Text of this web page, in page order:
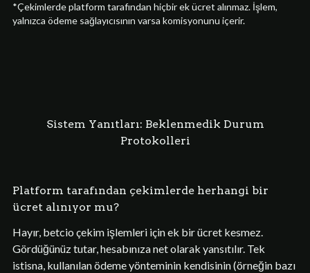
*Çekimlerde platform tarafından hiçbir ek ücret alınmaz. İşlem,
yalnızca ödeme sağlayıcısının varsa komisyonunu içerir.
Sistem Yanıtları: Beklenmedik Durum
Protokolleri
Platform tarafından çekimlerde herhangi bir
ücret alınıyor mu?
Hayır, betcio çekim işlemleri için ek bir ücret kesmez.
Gördüğünüz tutar, hesabınıza net olarak yansıtılır. Tek
istisna, kullanılan ödeme yönteminin kendisinin (örneğin bazı